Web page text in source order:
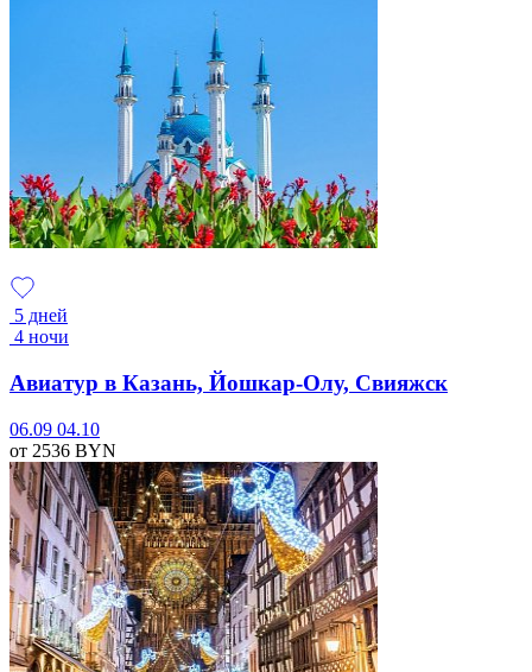
5 дней
4 ночи
Авиатур в Казань, Йошкар-Олу, Свияжск
06.09 04.10
от 2536 BYN